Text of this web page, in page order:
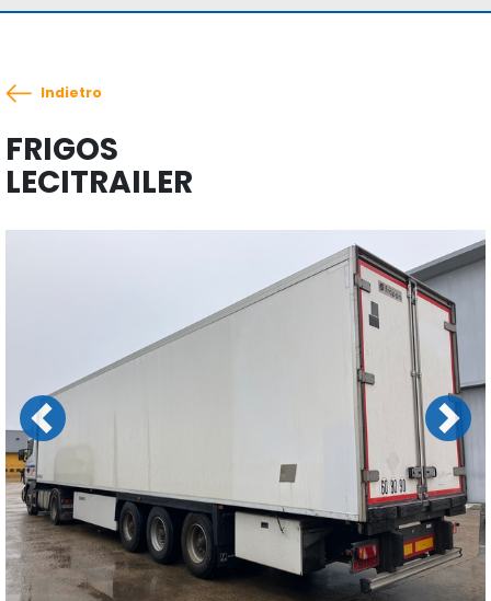
Indietro
FRIGOS
LECITRAILER
Previous Next